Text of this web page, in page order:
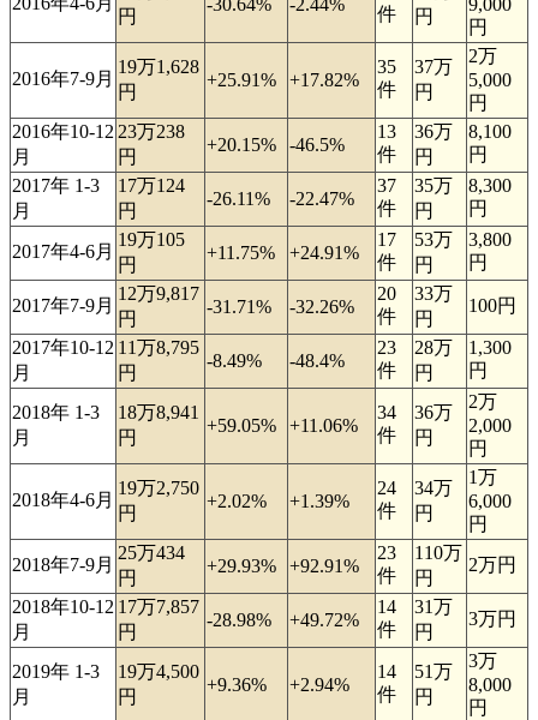
円
-30.64% -2.44%
件
円
9,000
円
2016年7-9月
19万1,628
円
+25.91% +17.82%
35
件
37万
円
2万
5,000
円
2016年10-12
月
23万238
円
+20.15% -46.5%
13
件
36万
円
8,100
円
2017年 1-3
月
17万124
円
-26.11% -22.47%
37
件
35万
円
8,300
円
2017年4-6月
19万105
円
+11.75% +24.91%
17
件
53万
円
3,800
円
2017年7-9月
12万9,817
円
-31.71% -32.26%
20
件
33万
円
100円
2017年10-12
月
11万8,795
円
-8.49% -48.4%
23
件
28万
円
1,300
円
2018年 1-3
月
18万8,941
円
+59.05% +11.06%
34
件
36万
円
2万
2,000
円
2018年4-6月
19万2,750
円
+2.02% +1.39%
24
件
34万
円
1万
6,000
円
2018年7-9月
25万434
円
+29.93% +92.91%
23
件
110万
円
2万円
2018年10-12
月
17万7,857
円
-28.98% +49.72%
14
件
31万
円
3万円
2019年 1-3
月
19万4,500
円
+9.36% +2.94%
14
件
51万
円
3万
8,000
円